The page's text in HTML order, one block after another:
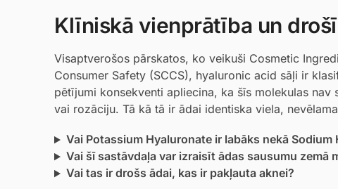
Klīniskā vienprātība un
Visaptverošos pārskatos, ko veikuši Cosmetic
Consumer Safety (SCCS), hyaluronic acid sāļi ir
pētījumi konsekventi apliecina, ka šīs molekulas
vai rozāciju. Tā kā tā ir ādai identiska viela,
Vai Potassium Hyaluronate ir labāks nekā Sodium
Vai šī sastāvdaļa var izraisīt ādas sausumu zemā
Vai tas ir drošs ādai, kas ir pakļauta aknei?